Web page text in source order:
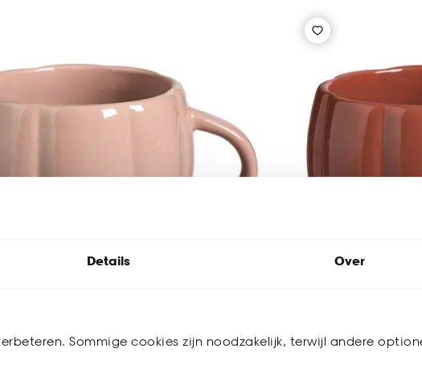
Details Over
Sommige cookies zijn noodzakelijk, terwijl andere